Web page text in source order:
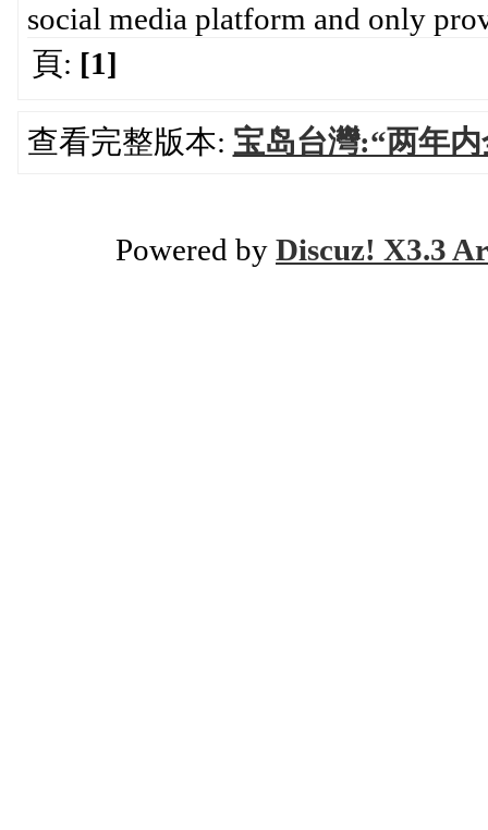
social media platform and only
頁: [1]
查看完整版本: 宝岛台灣:“两年
Powered by Discuz! X3.3